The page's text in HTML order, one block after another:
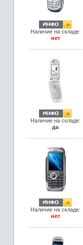
Наличие на складе:
нет
Наличие на складе:
да
Наличие на складе:
нет